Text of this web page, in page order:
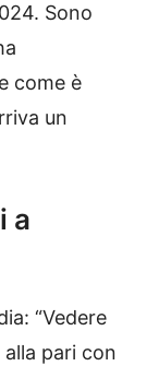
Sono
come è
un
a
“Vedere
pari con